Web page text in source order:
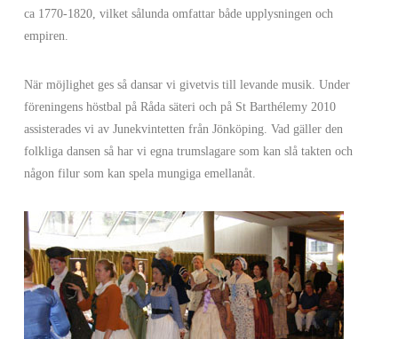
ca 1770-1820, vilket sålunda omfattar både upplysningen och
empiren.
När möjlighet ges så dansar vi givetvis till levande musik. Under
föreningens höstbal på Råda säteri och på St Barthélemy 2010
assisterades vi av Junekvintetten från Jönköping. Vad gäller den
folkliga dansen så har vi egna trumslagare som kan slå takten och
någon filur som kan spela mungiga emellanåt.